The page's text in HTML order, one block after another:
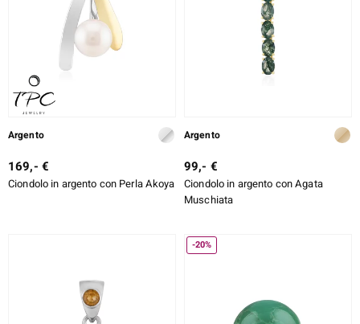
Argento
169,- €
Ciondolo in argento con Perla Akoya
Argento
99,- €
Ciondolo in argento con Agata
Muschiata
-20%